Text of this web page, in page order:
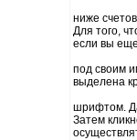
ниже
Для того,
если вы
под своим
выделена
шрифтом.
Затем